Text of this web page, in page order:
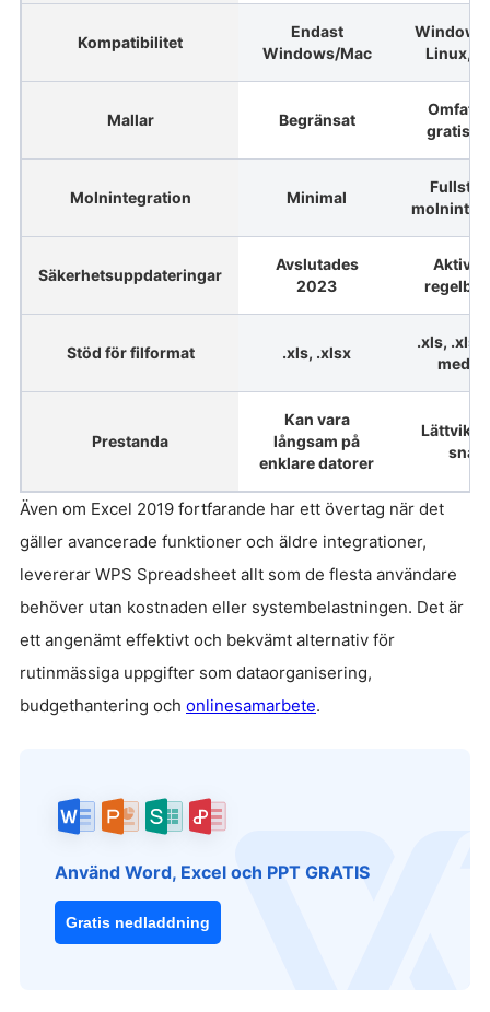
Kompatibilitet
Endast
Windows/Mac
Linux,
Mallar Begränsat
Molnintegration Minimal
Säkerhetsuppdateringar
Avslutades
2023
Aktiva
Stöd för filformat .xls, .xlsx
.xls,
med
Prestanda
Kan vara
långsam på
enklare datorer
Även om Excel 2019 fortfarande har ett övertag när det
gäller avancerade funktioner och äldre integrationer,
levererar WPS Spreadsheet allt som de flesta användare
behöver utan kostnaden eller systembelastningen. Det är
ett angenämt effektivt och bekvämt alternativ för
rutinmässiga uppgifter som dataorganisering,
budgethantering och onlinesamarbete.
Använd Word, Excel och PPT GRATIS
Gratis nedladdning